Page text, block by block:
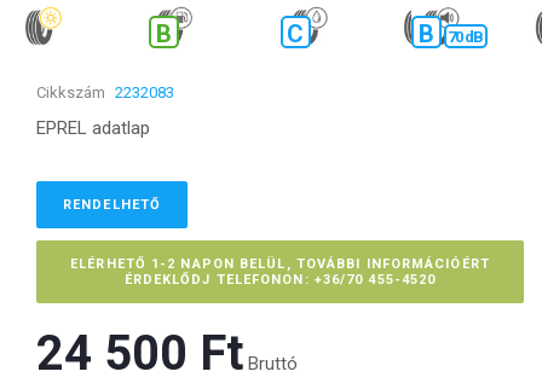
B C B 70 dB
Cikkszám 2232083
EPREL adatlap
RENDELHETŐ
ELÉRHETŐ 1-2 NAPON BELÜL, TOVÁBBI INFORMÁCIÓÉRT
ÉRDEKLŐDJ TELEFONON: +36/70 455-4520
24 500 Ft‎ Bruttó